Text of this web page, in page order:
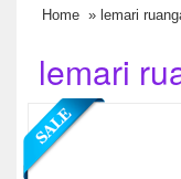
Home » lemari
lemari